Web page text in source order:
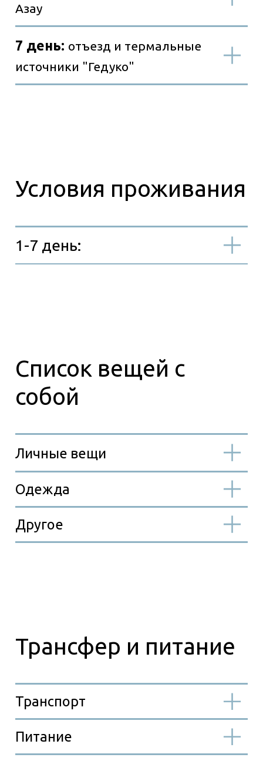
Старт программы
53 000 руб./чел. - для детей до
Входит в стоимость